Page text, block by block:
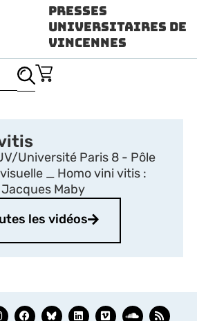
Presses
Universitaires de
Vincennes
Université Paris 8 - Pôle
_ Homo vini vitis :
Maby
les vidéos